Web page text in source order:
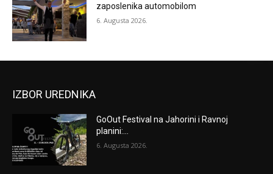
zaposlenika automobilom
6. Augusta 2026.
IZBOR UREDNIKA
GoOut Festival na Jahorini i Ravnoj
planini:...
6. Augusta 2026.